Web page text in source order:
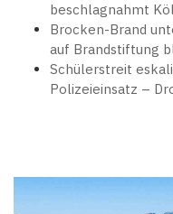
beschlagnahmt
Brocken-Brand
auf Brandstiftung
Schülerstreit
Polizeieinsatz –